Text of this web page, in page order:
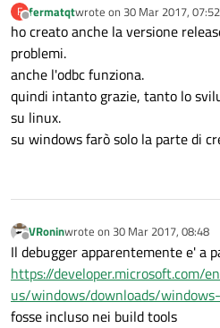
F
Offline
fermatqtwrote on 30 Mar 2017, 07:52
last edited by fermatqt
ho creato anche la versione
problemi.
anche l'odbc funziona.
quindi intanto grazie, tanto lo
su linux.
su windows farò solo la parte di
Offline
VRoninwrote on 30 Mar 2017, 08:48
last edited by
Il debugger apparentemente e' a
https://developer.microsoft.com/
us/windows/downloads/
fosse incluso nei build tools